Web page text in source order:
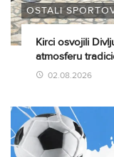
OSTALI
Kirci osvojili
atmosferu
02.08.2026